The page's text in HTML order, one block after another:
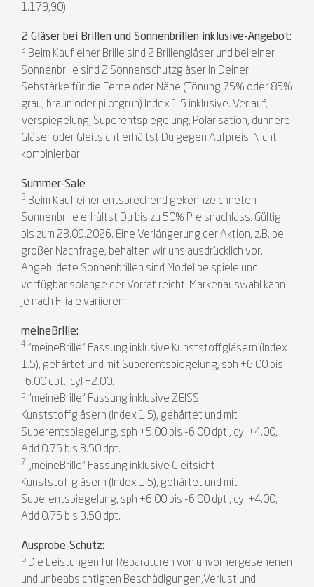
1.179,90)
2 Gläser bei Brillen und Sonnenbrillen inklusive-Angebot:
2 Beim Kauf einer Brille sind 2 Brillengläser und bei einer
Sonnenbrille sind 2 Sonnenschutzgläser in Deiner
Sehstärke für die Ferne oder Nähe (Tönung 75% oder 85%
grau, braun oder pilotgrün) Index 1.5 inklusive. Verlauf,
Verspiegelung, Superentspiegelung, Polarisation, dünnere
Gläser oder Gleitsicht erhältst Du gegen Aufpreis. Nicht
kombinierbar.
Summer-Sale
3 Beim Kauf einer entsprechend gekennzeichneten
Sonnenbrille erhältst Du bis zu 50% Preisnachlass. Gültig
bis zum 23.09.2026. Eine Verlängerung der Aktion, z.B. bei
großer Nachfrage, behalten wir uns ausdrücklich vor.
Abgebildete Sonnenbrillen sind Modellbeispiele und
verfügbar solange der Vorrat reicht. Markenauswahl kann
je nach Filiale variieren.
meineBrille:
4 "meineBrille" Fassung inklusive Kunststoffgläsern (Index
1.5), gehärtet und mit Superentspiegelung, sph +6.00 bis
-6.00 dpt., cyl +2.00.
5 "meineBrille" Fassung inklusive ZEISS
Kunststoffgläsern (Index 1.5), gehärtet und mit
Superentspiegelung, sph +5.00 bis -6.00 dpt., cyl +4.00,
Add 0.75 bis 3.50 dpt.
7 „meineBrille“ Fassung inklusive Gleitsicht-
Kunststoffgläsern (Index 1.5), gehärtet und mit
Superentspiegelung, sph +6.00 bis -6.00 dpt., cyl +4.00,
Add 0.75 bis 3.50 dpt.
Ausprobe-Schutz:
6 Die Leistungen für Reparaturen von unvorhergesehenen
und unbeabsichtigten Beschädigungen,Verlust und